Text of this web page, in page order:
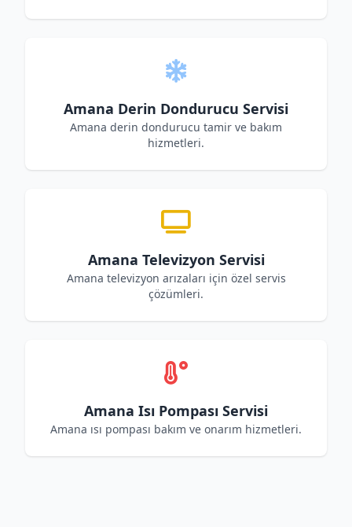
Amana Derin Dondurucu Servisi
Amana derin dondurucu tamir ve bakım
hizmetleri.
Amana Televizyon Servisi
Amana televizyon arızaları için özel servis
çözümleri.
Amana Isı Pompası Servisi
Amana ısı pompası bakım ve onarım hizmetleri.